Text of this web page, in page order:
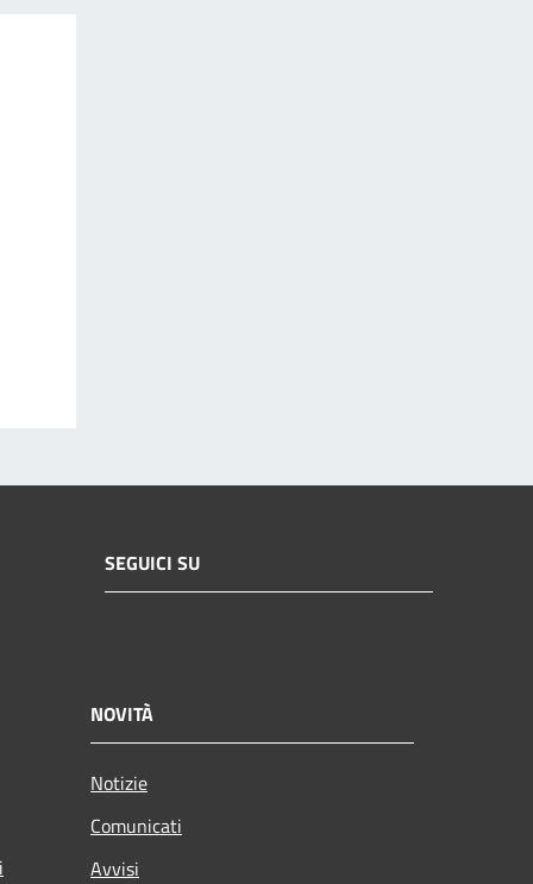
SEGUICI SU
NOVITÀ
Notizie
Comunicati
Avvisi